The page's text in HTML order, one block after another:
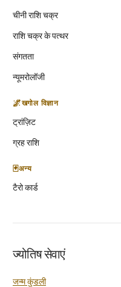
चीनी राशि चक्र
राशि चक्र के पत्थर
संगतता
न्यूमरोलॉजी
🌌खगोल विज्ञान
ट्रांज़िट
ग्रह राशि
🃏अन्य
टैरो कार्ड
ज्योतिष सेवाएं
जन्म कुंडली